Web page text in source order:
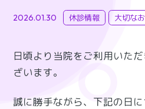
2026.01.30 休診情報 大切な
日頃より当院をご利用いた
ざいます。
誠に勝手ながら、下記の日